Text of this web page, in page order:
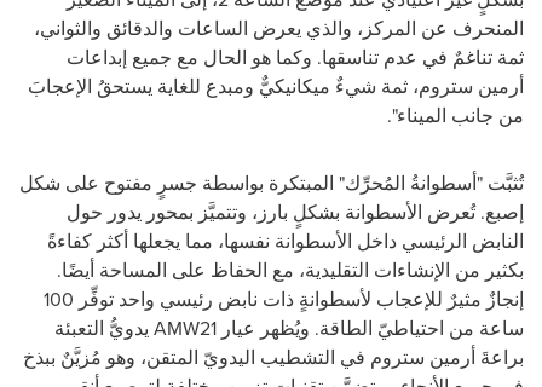
المنحرف عن المركز، والذي يعرض الساعات والدقائق والثواني،
ثمة تناغمٌ في عدم تناسقها. وكما هو الحال مع جميع إبداعات
أرمين ستروم، ثمة شيءٌ ميكانيكيٌّ ومبدع للغاية يستحقُ الإعجابَ
من جانب الميناء".
تُثبَّت "أسطوانةُ المُحرِّك" المبتكرة بواسطة جسرٍ مفتوح على شكل
إصبع. تُعرض الأسطوانة بشكلٍ بارز، وتتميَّز بمحور يدور حول
النابض الرئيسي داخل الأسطوانة نفسها، مما يجعلها أكثر كفاءةً
بكثير من الإنشاءات التقليدية، مع الحفاظ على المساحة أيضًا.
إنجازٌ مثيرٌ للإعجاب لأسطوانةٍ ذات نابض رئيسي واحد توفِّر 100
ساعة من احتياطيّ الطاقة. ويُظهر عيار AMW21 يدويُّ التعبئة
براعةَ أرمين ستروم في التشطيب اليدويّ المتقن، وهو مُزيَّنٌ ببذخ